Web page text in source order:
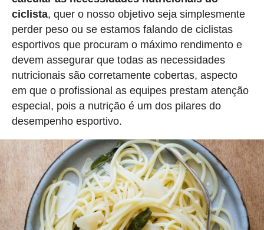
ciclista, quer o nosso objetivo seja simplesmente
perder peso ou se estamos falando de ciclistas
esportivos que procuram o máximo rendimento e
devem assegurar que todas as necessidades
nutricionais são corretamente cobertas, aspecto
em que o profissional as equipes prestam atenção
especial, pois a nutrição é um dos pilares do
desempenho esportivo.